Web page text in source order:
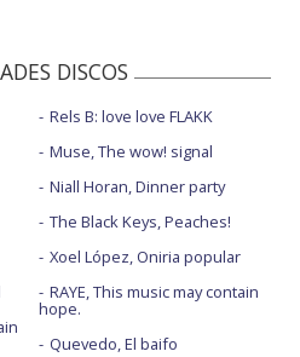
DISCOS
Rels B: love love FLAKK
Muse, The wow! signal
Niall Horan, Dinner party
The Black Keys, Peaches!
Xoel López, Oniria popular
RAYE, This music may contain
hope.
Quevedo, El baifo